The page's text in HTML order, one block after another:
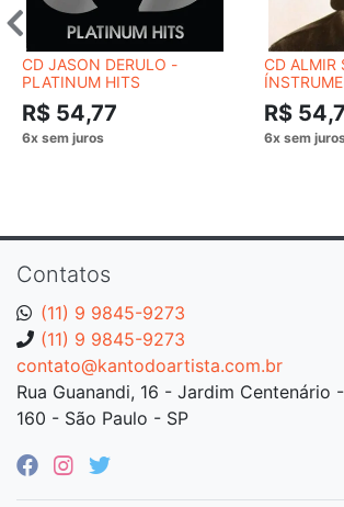
CD JASON DERULO -
PLATINUM HITS
R$ 54,77
CD ALMIR
R$
Contatos
(11) 9 9845-9273
(11) 9 9845-9273
contato@kantodoartista.com.br
Rua Guanandi, 16 - Jardim Centenário
160 - São Paulo - SP